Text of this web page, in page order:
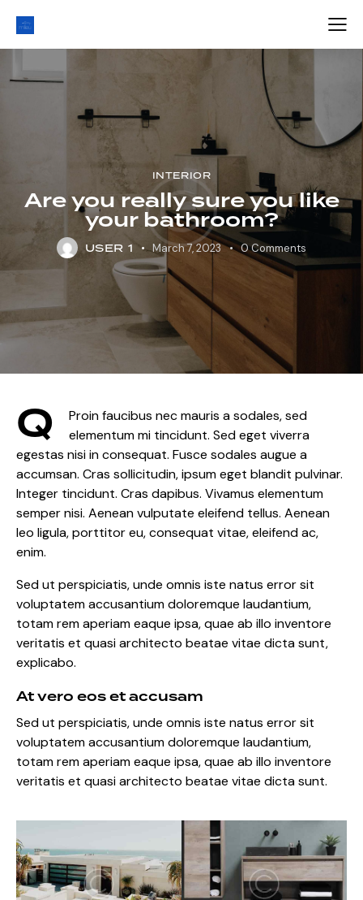
INTERIOR
Are you really sure you like
your bathroom?
USER 1 March 7, 2023 0 Comments
Q
Proin faucibus nec mauris a sodales, sed
elementum mi tincidunt. Sed eget viverra
egestas nisi in consequat. Fusce sodales augue a
accumsan. Cras sollicitudin, ipsum eget blandit pulvinar.
Integer tincidunt. Cras dapibus. Vivamus elementum
semper nisi. Aenean vulputate eleifend tellus. Aenean
leo ligula, porttitor eu, consequat vitae, eleifend ac,
enim.
Sed ut perspiciatis, unde omnis iste natus error sit
voluptatem accusantium doloremque laudantium,
totam rem aperiam eaque ipsa, quae ab illo inventore
veritatis et quasi architecto beatae vitae dicta sunt,
explicabo.
At vero eos et accusam
Sed ut perspiciatis, unde omnis iste natus error sit
voluptatem accusantium doloremque laudantium,
totam rem aperiam eaque ipsa, quae ab illo inventore
veritatis et quasi architecto beatae vitae dicta sunt.